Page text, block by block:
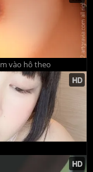
vào hô theo